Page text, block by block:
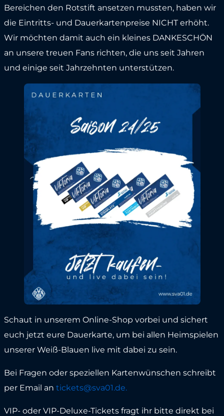
Bereichen den Rotstift ansetzen mussten, haben wir
die Eintritts- und Dauerkartenpreise NICHT erhöht.
Wir möchten damit auch ein kleines DANKESCHÖN
an unsere treuen Fans richten, die uns seit Jahren
und einige seit Jahrzehnten unterstützen.
Schaut in unserem Online-Shop vorbei und sichert
euch jetzt eure Dauerkarte, um bei allen Heimspielen
unserer Weiß-Blauen live mit dabei zu sein.
Bei Fragen oder speziellen Kartenwünschen schreibt
per Email an tickets@sva01.de.
VIP- oder VIP-Deluxe-Tickets fragt ihr bitte direkt bei